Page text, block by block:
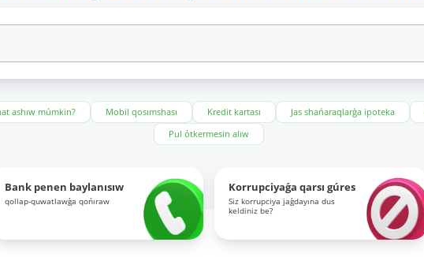
ashıw múmkin? Mobil qosımshası Kredit kartası Jas shańaraqlarǵa ipoteka
Pul ótkermesin alıw
Bank penen baylanısıw
qollap-quwatlawǵa qońıraw
Korrupciyaǵa qarsı gúres
Siz korrupciya jaǵdayına dus
keldiniz be?